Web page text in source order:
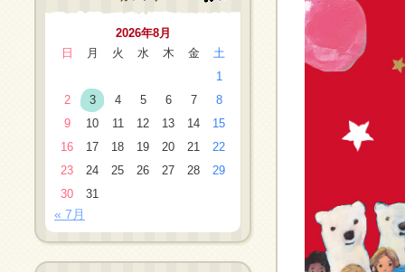
2026年8月
日
月 火 水 木 金
土
1
2
3 4 5 6 7
8
9
10 11 12 13 14
15
16
17 18 19 20 21
22
23
24 25 26 27 28
29
30
31
« 7月